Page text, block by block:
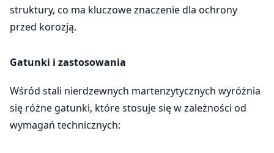
struktury, co ma kluczowe znaczenie dla ochrony
przed korozją.
Gatunki i zastosowania
Wśród stali nierdzewnych martenzytycznych wyróżnia
się różne gatunki, które stosuje się w zależności od
wymagań technicznych: